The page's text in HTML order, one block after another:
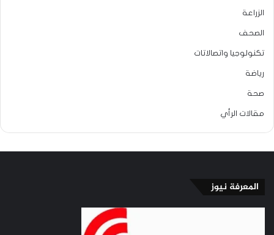
الزراعة
الصحف
تكنولوجيا واتصالاتات
رياضة
صحة
مقالات الرأي
المعرفة نيوز